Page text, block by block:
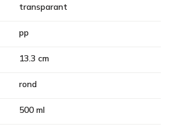
transparant
pp
13.3 cm
rond
500 ml